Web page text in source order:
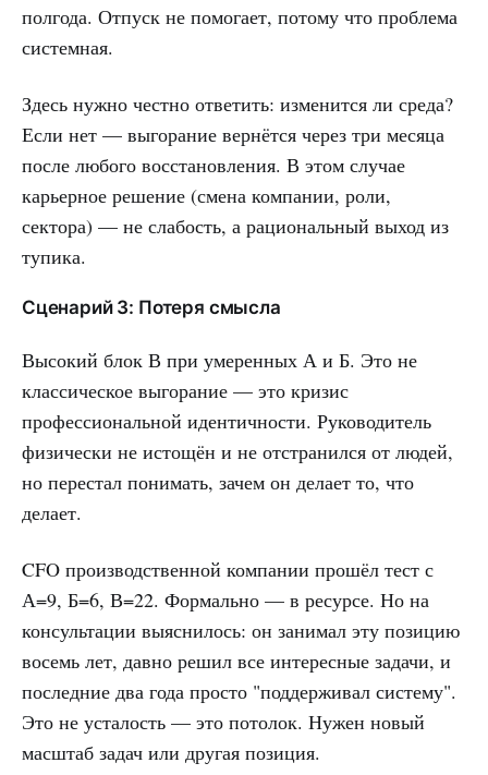
полгода. Отпуск не помогает, потому что проблема
системная.
Здесь нужно честно ответить: изменится ли среда?
Если нет — выгорание вернётся через три месяца
после любого восстановления. В этом случае
карьерное решение (смена компании, роли,
сектора) — не слабость, а рациональный выход из
тупика.
Сценарий 3: Потеря смысла
Высокий блок В при умеренных А и Б. Это не
классическое выгорание — это кризис
профессиональной идентичности. Руководитель
физически не истощён и не отстранился от людей,
но перестал понимать, зачем он делает то, что
делает.
CFO производственной компании прошёл тест с
А=9, Б=6, В=22. Формально — в ресурсе. Но на
консультации выяснилось: он занимал эту позицию
восемь лет, давно решил все интересные задачи, и
последние два года просто "поддерживал систему".
Это не усталость — это потолок. Нужен новый
масштаб задач или другая позиция.